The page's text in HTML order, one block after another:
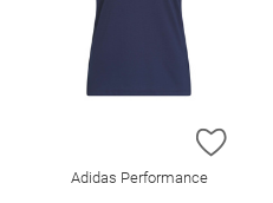
ZUR
Adidas Performance